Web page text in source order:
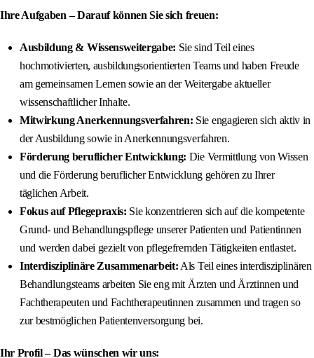
Ihre Aufgaben – Darauf können Sie sich freuen:
Ausbildung & Wissensweitergabe: Sie sind Teil eines
hochmotivierten, ausbildungsorientierten Teams und haben Freude
am gemeinsamen Lernen sowie an der Weitergabe aktueller
wissenschaftlicher Inhalte.
Mitwirkung Anerkennungsverfahren: Sie engagieren sich aktiv in
der Ausbildung sowie in Anerkennungsverfahren.
Förderung beruflicher Entwicklung: Die Vermittlung von Wissen
und die Förderung beruflicher Entwicklung gehören zu Ihrer
täglichen Arbeit.
Fokus auf Pflegepraxis: Sie konzentrieren sich auf die kompetente
Grund- und Behandlungspflege unserer Patienten und Patientinnen
und werden dabei gezielt von pflegefremden Tätigkeiten entlastet.
Interdisziplinäre Zusammenarbeit: Als Teil eines interdisziplinären
Behandlungsteams arbeiten Sie eng mit Ärzten und Ärztinnen und
Fachtherapeuten und Fachtherapeutinnen zusammen und tragen so
zur bestmöglichen Patientenversorgung bei.
Ihr Profil – Das wünschen wir uns: